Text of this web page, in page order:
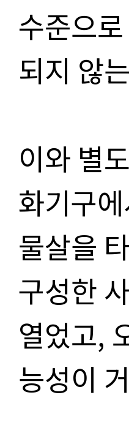
수준으
되지 않
이와 별
화기구
물살을
구성한
열었고,
능성이